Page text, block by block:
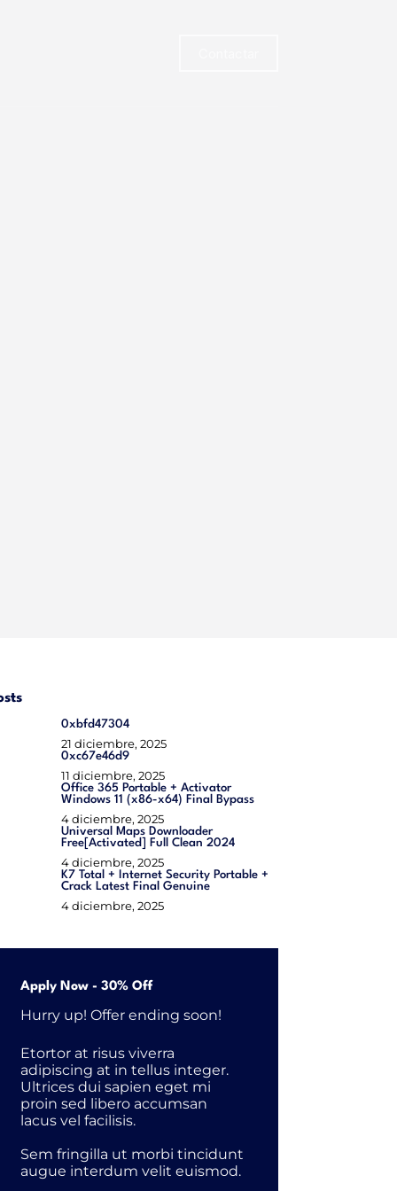
0xbfd47304
21 diciembre, 2025
0xc67e46d9
11 diciembre, 2025
Office 365 Portable + Activator
Windows 11 (x86-x64) Final Bypass
4 diciembre, 2025
Universal Maps Downloader
Free[Activated] Full Clean 2024
4 diciembre, 2025
K7 Total + Internet Security Portable +
Crack Latest Final Genuine
4 diciembre, 2025
Apply Now - 30% Off
Hurry up! Offer ending soon!
Etortor at risus viverra
adipiscing at in tellus integer.
Ultrices dui sapien eget mi
proin sed libero accumsan
lacus vel facilisis.
Sem fringilla ut morbi tincidunt
augue interdum velit euismod.